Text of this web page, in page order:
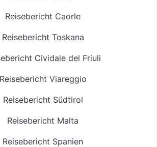
Reisebericht Caorle
Reisebericht Toskana
Cividale del Friuli
Reisebericht Viareggio
Reisebericht Südtirol
Reisebericht Malta
Reisebericht Spanien